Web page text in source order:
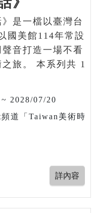
是一檔以臺灣台
國美館114年常設
音打造一場不看
旅。 本系列共 1
2028/07/20
道「Taiwan美術時